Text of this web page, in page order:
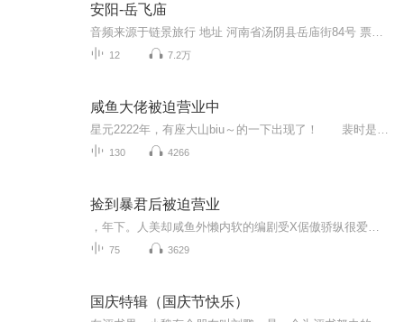
安阳-岳飞庙
12 7.2万
咸鱼大佬被迫营业中
130 4266
捡到暴君后被迫营业
75 3629
国庆特辑（国庆节快乐）